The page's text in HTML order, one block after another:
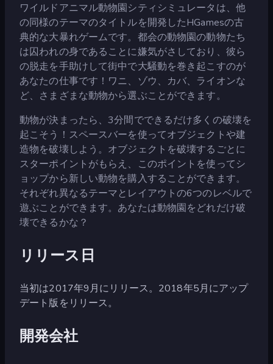
ワイルドアニマル動物園シティシミュレータは、他
の同様のテーマのタイトルを開発したHGamesの古
典的な大暴れゲームです。都会の動物園の動物たち
は囚われの身であることに嫌気がさしており、彼ら
の脱走を手助けして街中で大騒動を巻き起こすのが
あなたの仕事です！ワニ、ゾウ、カバ、ライオンな
ど、さまざまな動物から選ぶことができます。
動物が決まったら、3分間でできるだけ多くの破壊を
起こそう！スペースバーを使ってオブジェクトや建
造物を破壊しよう。オブジェクトを破壊するごとに
スターポイントがもらえ、このポイントを使ってシ
ョップから新しい動物を購入することができます。
それぞれ異なるテーマとレイアウトの6つのレベルで
遊ぶことができます。あなたは動物園をどれだけ破
壊できるかな？
リリース日
当初は2017年9月にリリース。2018年5月にアップ
デート版をリリース。
開発会社